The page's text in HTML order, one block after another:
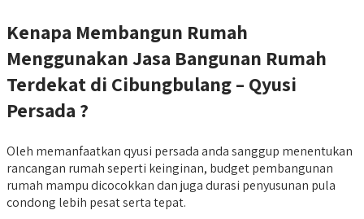
Kenapa Membangun Rumah
Menggunakan Jasa Bangunan Rumah
Terdekat di Cibungbulang – Qyusi
Persada ?
Oleh memanfaatkan qyusi persada anda sanggup menentukan
rancangan rumah seperti keinginan, budget pembangunan
rumah mampu dicocokkan dan juga durasi penyusunan pula
condong lebih pesat serta tepat.